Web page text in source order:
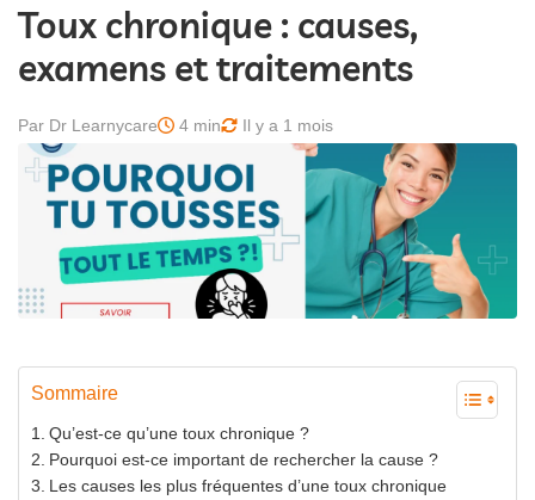
Toux chronique : causes,
examens et traitements
Par Dr Learnycare 4 min Il y a 1 mois
Sommaire
Qu’est-ce qu’une toux chronique ?
Pourquoi est-ce important de rechercher la cause ?
Les causes les plus fréquentes d’une toux chronique